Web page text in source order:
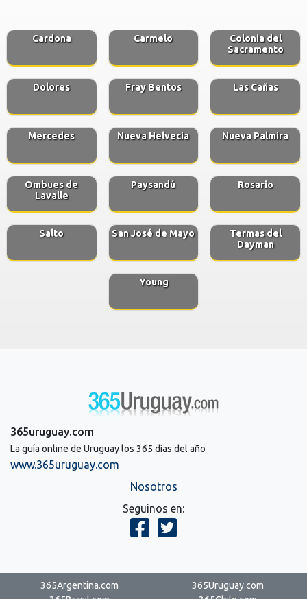
Cardona Carmelo
Colonia del
Sacramento
Dolores Fray Bentos Las Cañas
Mercedes Nueva Helvecia Nueva Palmira
Ombues de
Lavalle
Paysandú Rosario
Salto San José de Mayo
Termas del
Dayman
Young
365uruguay.com
La guía online de Uruguay los 365 días del año
www.365uruguay.com
Nosotros
Seguinos en:
365Argentina.com
365Uruguay.com